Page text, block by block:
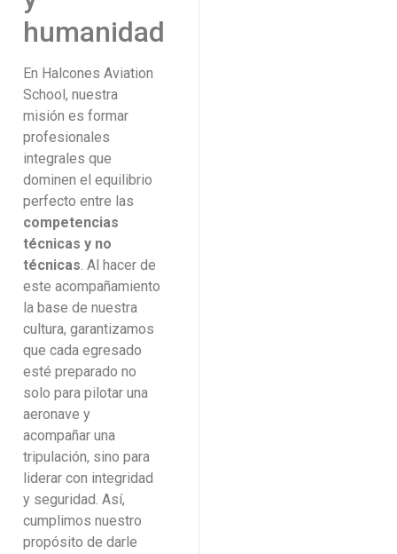
humanidad
En Halcones Aviation
School, nuestra
misión es formar
profesionales
integrales que
dominen el equilibrio
perfecto entre las
competencias
técnicas y no
técnicas. Al hacer de
este acompañamiento
la base de nuestra
cultura, garantizamos
que cada egresado
esté preparado no
solo para pilotar una
aeronave y
acompañar una
tripulación, sino para
liderar con integridad
y seguridad. Así,
cumplimos nuestro
propósito de darle